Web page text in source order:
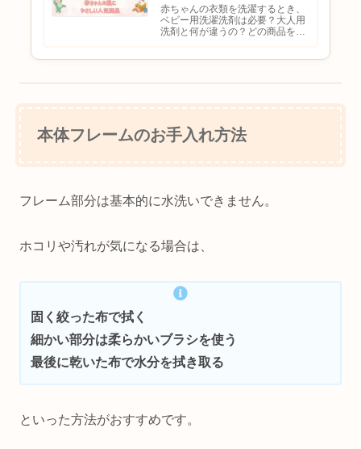
赤ちゃんの衣類を洗濯するとき、
ベビー用洗濯洗剤は必要？大人用
洗剤と何が違うの？どの商品を選
本体フレームのお手入れ方法
フレーム部分は基本的に水洗いできません。
ホコリや汚れが気になる場合は、
固く絞った布で拭く
細かい部分は柔らかいブラシを使う
最後に乾いた布で水分を拭き取る
といった方法がおすすめです。